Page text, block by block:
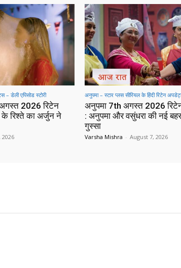
– डेली एपिसोड स्टोरी
2026 रिटेन
रिश्ते का अर्जुन ने
2026
अनुपमा – स्टार प्लस सीरियल के हिंदी रिटेन
अनुपमा 7th अगस्त 2026
: अनुपमा और वसुंधरा की नई
गुस्सा
Varsha Mishra - August 7, 2026